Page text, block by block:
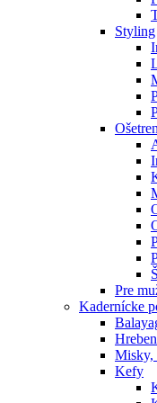
Styling
Pre
Kadernícke
Misky,
Kefy